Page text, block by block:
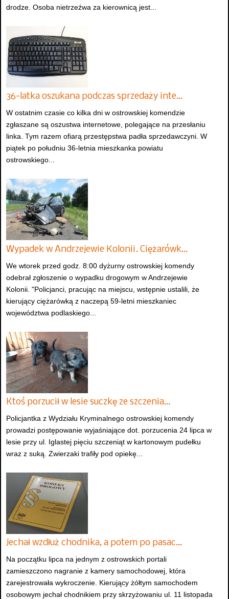
drodze. Osoba nietrzeźwa za kierownicą jest...
36-latka oszukana podczas sprzedaży inte…
W ostatnim czasie co kilka dni w ostrowskiej komendzie
zgłaszane są oszustwa internetowe, polegające na przesłaniu
linka. Tym razem ofiarą przestępstwa padła sprzedawczyni. W
piątek po południu 36-letnia mieszkanka powiatu
ostrowskiego...
Wypadek w Andrzejewie Kolonii. Ciężarówk…
We wtorek przed godz. 8:00 dyżurny ostrowskiej komendy
odebrał zgłoszenie o wypadku drogowym w Andrzejewie
Kolonii. "Policjanci, pracując na miejscu, wstępnie ustalili, że
kierujący ciężarówką z naczepą 59-letni mieszkaniec
województwa podlaskiego...
Ktoś porzucił w lesie suczkę ze szczenia…
Policjantka z Wydziału Kryminalnego ostrowskiej komendy
prowadzi postępowanie wyjaśniające dot. porzucenia 24 lipca w
lesie przy ul. Iglastej pięciu szczeniąt w kartonowym pudełku
wraz z suką. Zwierzaki trafiły pod opiekę...
Jechał wzdłuż chodnika, a potem po pasac…
Na początku lipca na jednym z ostrowskich portali
zamieszczono nagranie z kamery samochodowej, która
zarejestrowała wykroczenie. Kierujący żółtym samochodem
osobowym jechał chodnikiem przy skrzyżowaniu ul. 11 listopada